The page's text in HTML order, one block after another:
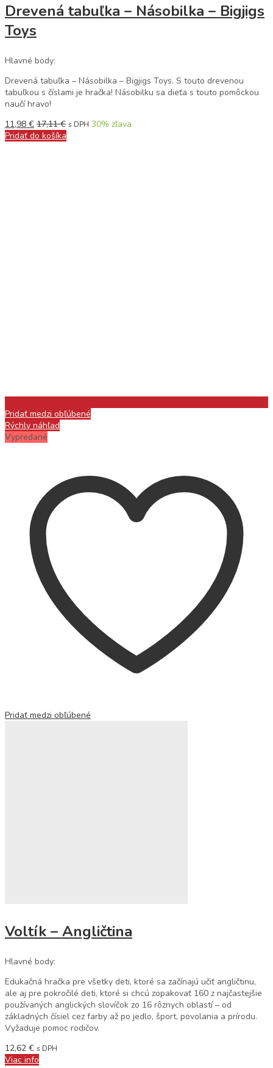
Drevená tabuľka – Násobilka – Bigjigs
Toys
Hlavné body:
Drevená tabuľka – Násobilka – Bigjigs Toys. S touto drevenou
tabuľkou s číslami je hračka! Násobilku sa dieťa s touto pomôckou
naučí hravo!
11,98 € 17,11€ s DPH 30% zľava
Pridať do košíka
Pridať medzi obľúbené
Rýchly náhľad
Vypredané
Pridať medzi obľúbené
Voltík – Angličtina
Hlavné body:
Edukačná hračka pre všetky deti, ktoré sa začínajú učiť angličtinu,
ale aj pre pokročilé deti, ktoré si chcú zopakovať 160 z najčastejšie
používaných anglických slovíčok zo 16 rôznych oblastí – od
základných čísiel cez farby až po jedlo, šport, povolania a prírodu.
Vyžaduje pomoc rodičov.
12,62 € s DPH
Viac info